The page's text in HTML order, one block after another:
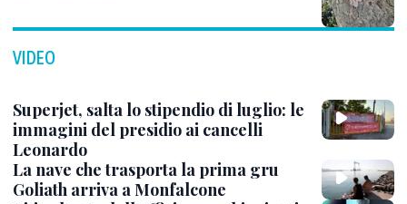
VIDEO
Superjet, salta lo stipendio di luglio: le
immagini del presidio ai cancelli
Leonardo
La nave che trasporta la prima gru
Goliath arriva a Monfalcone